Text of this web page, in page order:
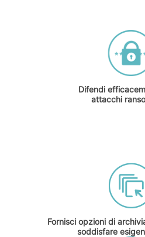
Difendi
attacchi
Fornisci opzioni di
soddisfare